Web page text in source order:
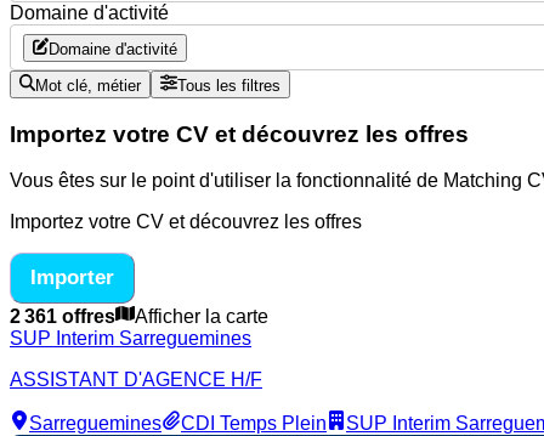
Domaine d'activité
Domaine d'activité
Mot clé, métier Tous les filtres
Importez votre CV et découvrez les offres
Vous êtes sur le point d'utiliser la fonctionnalité de Matching
Importez votre CV et découvrez les offres
Importer
2 361 offres
Afficher la carte
SUP Interim Sarreguemines
ASSISTANT D'AGENCE H/F
Sarreguemines CDI Temps Plein SUP Interim